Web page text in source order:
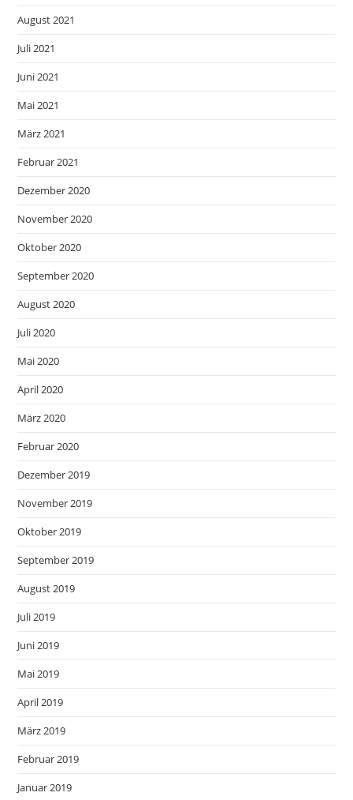
August 2021
Juli 2021
Juni 2021
Mai 2021
März 2021
Februar 2021
Dezember 2020
November 2020
Oktober 2020
September 2020
August 2020
Juli 2020
Mai 2020
April 2020
März 2020
Februar 2020
Dezember 2019
November 2019
Oktober 2019
September 2019
August 2019
Juli 2019
Juni 2019
Mai 2019
April 2019
März 2019
Februar 2019
Januar 2019